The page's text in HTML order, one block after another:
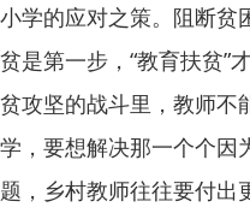
小学的应对之策。阻断贫
贫是第一步，“教育扶贫”
贫攻坚的战斗里，教师不
学，要想解决那一个个因
题，乡村教师往往要付出